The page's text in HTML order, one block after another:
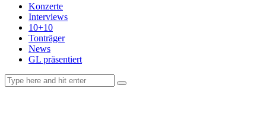
Konzerte
Interviews
10+10
Tonträger
News
GL präsentiert